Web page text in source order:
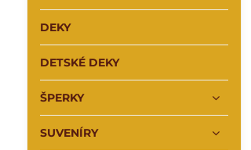
DEKY
DETSKÉ DEKY
ŠPERKY
SUVENÍRY